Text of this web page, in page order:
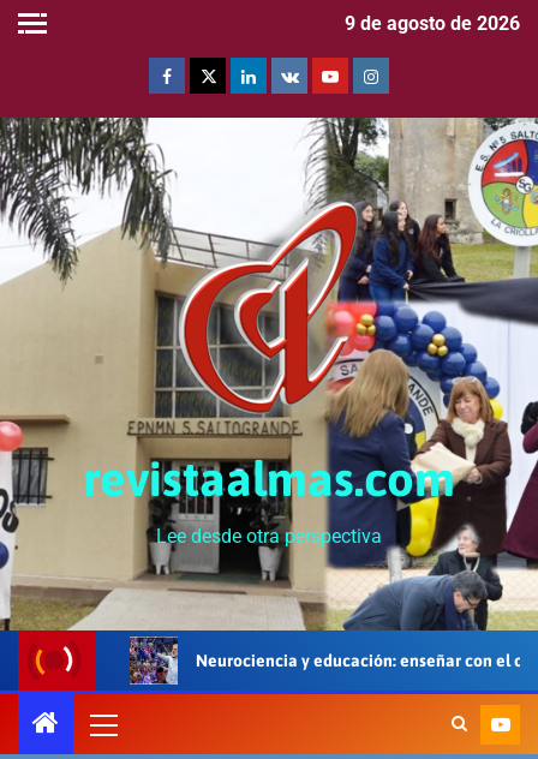
9 de agosto de 2026
revistaalmas.com
Lee desde otra perspectiva
Neurociencia y educación: enseñar con el cerebro, el cuerpo y